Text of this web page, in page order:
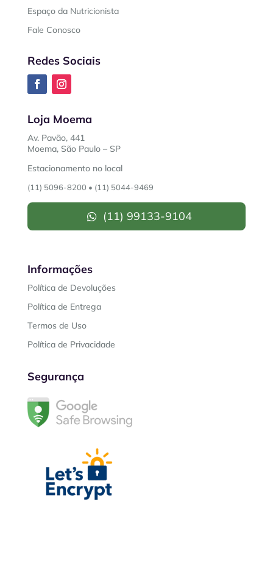
Espaço da Nutricionista
Fale Conosco
Redes Sociais
Loja Moema
Av. Pavão, 441
Moema, São Paulo – SP
Estacionamento no local
(11) 5096-8200 • (11) 5044-9469
(11) 99133-9104
Informações
Política de Devoluções
Política de Entrega
Termos de Uso
Política de Privacidade
Segurança